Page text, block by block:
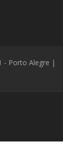
- Porto Alegre |